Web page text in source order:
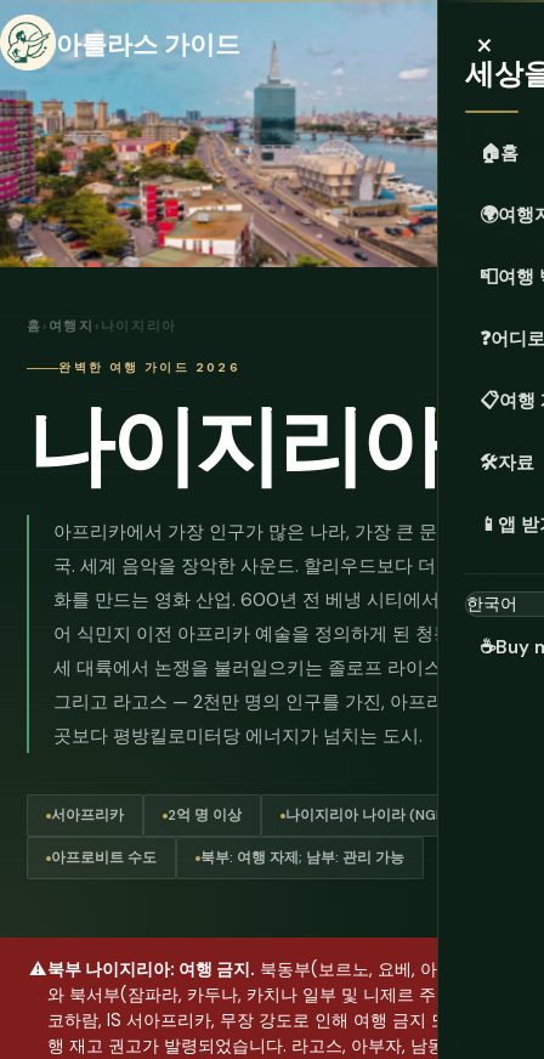
아틀라스 가이드 ×
세상
🏠홈
🌍여행
📮여행
❓어디
📋여행
🛠️자료
📱 앱 받
☕Buy
홈 › 여행지 › 나이지리아
완벽한 여행 가이드 2026
나이지리아
아프리카에서 가장 인구가 많은 나라, 가장 큰 문화 수출
국. 세계 음악을 장악한 사운드. 할리우드보다 더 많은 영
화를 만드는 영화 산업. 600년 전 베냉 시티에서 제작되
어 식민지 이전 아프리카 예술을 정의하게 된 청동 조각.
세 대륙에서 논쟁을 불러일으키는 졸로프 라이스 한 접시.
그리고 라고스 — 2천만 명의 인구를 가진, 아프리카 어느
곳보다 평방킬로미터당 에너지가 넘치는 도시.
서아프리카 2억 명 이상 나이지리아 나이라 (NGN)
아프로비트 수도 북부: 여행 자제; 남부: 관리 가능
⚠️북부 나이지리아: 여행 금지. 북동부(보르노, 요베, 아다마와)
와 북서부(잠파라, 카두나, 카치나 일부 및 니제르 주)는 보
코하람, IS 서아프리카, 무장 강도로 인해 여행 금지 또는 여
행 재고 권고가 발령되었습니다. 라고스, 아부자, 남동부, 크